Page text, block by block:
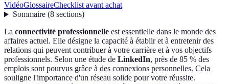
VidéoGlossaireChecklist avant achat
Sommaire(8 sections)
La connectivité professionnelle est essentielle dans le monde des
affaires actuel. Elle désigne la capacité à établir et à entretenir des
relations qui peuvent contribuer à votre carrière et à vos objectifs
professionnels. Selon une étude de LinkedIn, près de 85 % des
emplois sont pourvus grâce à des connexions personnelles. Cela
souligne l'importance d'un réseau solide pour votre réussite.